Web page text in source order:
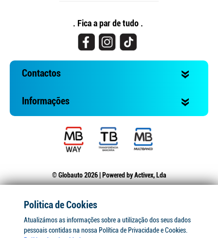
. Fica a par de tudo .
Contactos
Informações
© Globauto 2026 | Powered byActivex, Lda
Politica de Cookies
Atualizámos as informações sobre a utilização dos seus dados
pessoais contidas na nossa Política de Privacidade e Cookies.